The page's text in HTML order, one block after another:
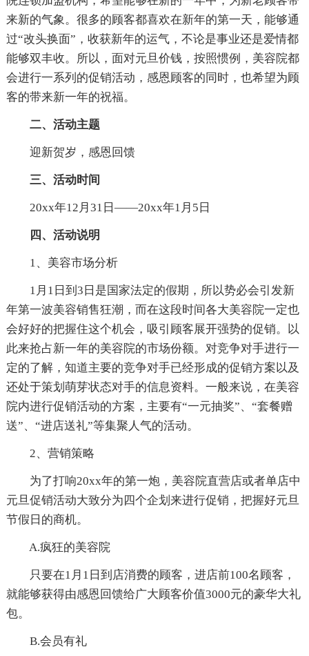
来新的气象。很多的顾客都喜欢在新年的第一天，能够通
过“改头换面”，收获新年的运气，不论是事业还是爱情都
能够双丰收。所以，面对元旦价钱，按照惯例，美容院都
会进行一系列的促销活动，感恩顾客的同时，也希望为顾
客的带来新一年的祝福。
二、活动主题
迎新贺岁，感恩回馈
三、活动时间
20xx年12月31日——20xx年1月5日
四、活动说明
1、美容市场分析
1月1日到3日是国家法定的假期，所以势必会引发新
年第一波美容销售狂潮，而在这段时间各大美容院一定也
会好好的把握住这个机会，吸引顾客展开强势的促销。以
此来抢占新一年的美容院的市场份额。对竞争对手进行一
定的了解，知道主要的竞争对手已经形成的促销方案以及
还处于策划萌芽状态对手的信息资料。一般来说，在美容
院内进行促销活动的方案，主要有“一元抽奖”、“套餐赠
送”、“进店送礼”等集聚人气的活动。
2、营销策略
为了打响20xx年的第一炮，美容院直营店或者单店中
元旦促销活动大致分为四个企划来进行促销，把握好元旦
节假日的商机。
A.疯狂的美容院
只要在1月1日到店消费的顾客，进店前100名顾客，
就能够获得由感恩回馈给广大顾客价值3000元的豪华大礼
包。
B.会员有礼